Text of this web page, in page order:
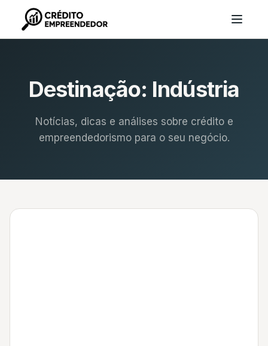
Destinação: Indústria
Notícias, dicas e análises sobre crédito e
empreendedorismo para o seu negócio.